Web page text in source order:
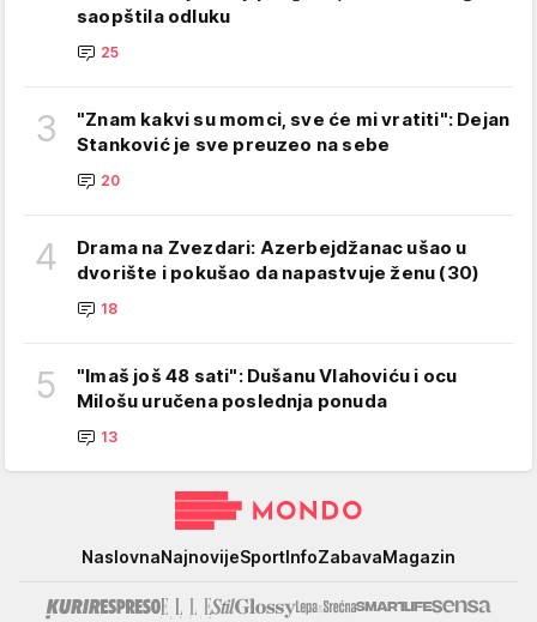
saopštila odluku
25
3
"Znam kakvi su momci, sve će mi vratiti": Dejan
Stanković je sve preuzeo na sebe
20
4
Drama na Zvezdari: Azerbejdžanac ušao u
dvorište i pokušao da napastvuje ženu (30)
18
5
"Imaš još 48 sati": Dušanu Vlahoviću i ocu
Milošu uručena poslednja ponuda
13
NaslovnaNajnovijeSportInfoZabavaMagazin